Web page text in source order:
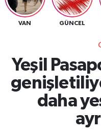
VAN GÜNCEL
Yeşil
daha
Van Trafik
Süper Lig Puan
Tüm Manşetler
Son Dakika
Haber Arşivi